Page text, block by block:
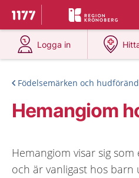
Till startsidan för 1177
Du har valt region
Logga in
på 1177.se
Födelsemärken och
Hemangiom
Hemangiom visar sig
och är vanligast hos barn